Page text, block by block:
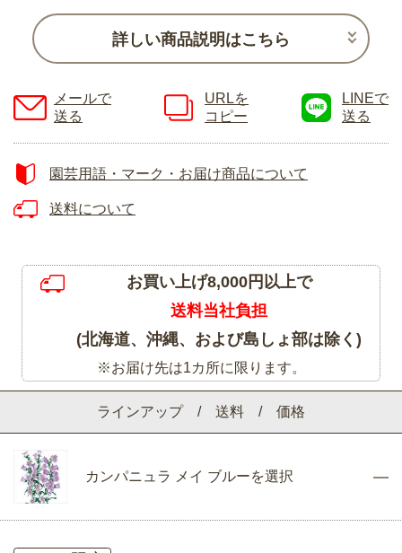
ラインアップ / 送料 / 価格
カンパニュラ メイ ブルーを選択
詳しい商品説明はこちら
メールで
送る
URLを
コピー
LINEで
送る
園芸用語・マーク・お届け商品について
送料について
お買い上げ8,000円以上で
送料当社負担
(北海道、沖縄、および島しょ部は除く)
※お届け先は1カ所に限ります。